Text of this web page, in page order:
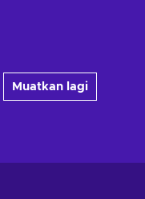
Muatkan lagi